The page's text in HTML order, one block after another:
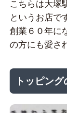
こちらは大塚
というお店で
創業６０年に
の方にも愛さ
トッピン